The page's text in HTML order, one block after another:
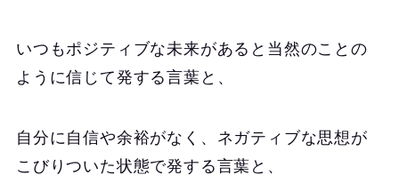
いつもポジティブな未来があると当然のことの
ように信じて発する言葉と、
自分に自信や余裕がなく、ネガティブな思想が
こびりついた状態で発する言葉と、